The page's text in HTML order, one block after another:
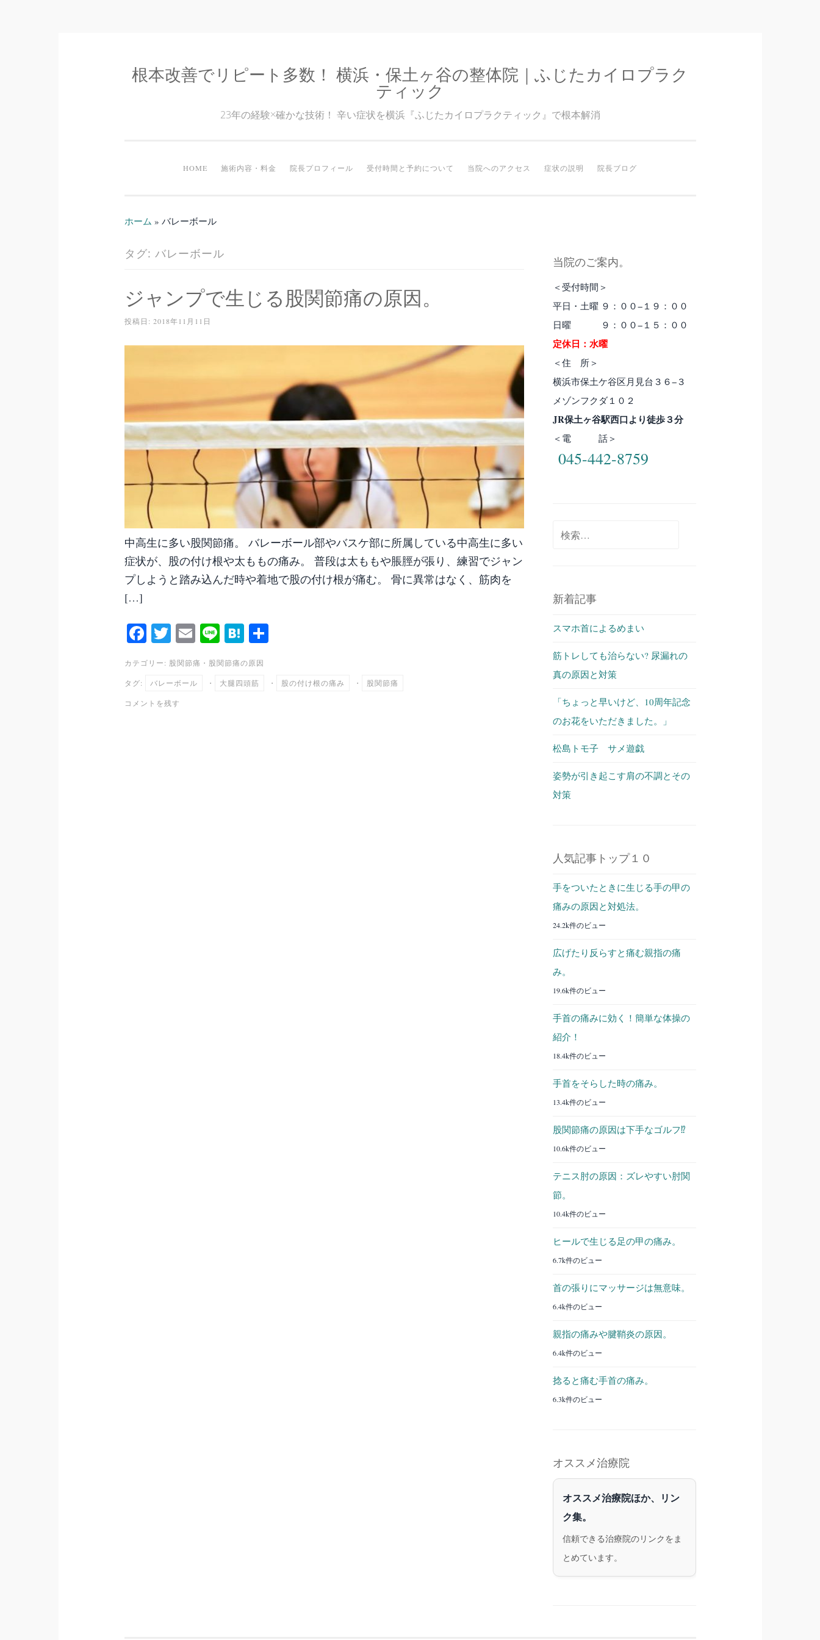
コ
プ
根本改善でリピート多数！ 横浜・保土ヶ谷の整体院｜ふじたカイロプラク
ティック
23年の経験×確かな技術！ 辛い症状を横浜『ふじたカイロプラクティック』で根本解消
HOME 施術内容・料金 院長プロフィール 受付時間と予約について 当院へのアクセス 症状の説明 院長ブログ
ホーム » バレーボール
タグ: バレーボール
ジャンプで生じる股関節痛の原因。
投稿日: 2018年11月11日
中高生に多い股関節痛。 バレーボール部やバスケ部に所属している中高生に多い
症状が、股の付け根や太ももの痛み。 普段は太ももや脹脛が張り、練習でジャン
プしようと踏み込んだ時や着地で股の付け根が痛む。 骨に異常はなく、筋肉を
[…]
Fa
ce
bo
ok
T
wi
tte
r
E
m
ail
Li
ne
H
at
en
a
共
カテゴリー: 股関節痛 ・ 股関節痛の原因
タグ: バレーボール ・ 大腿四頭筋 ・ 股の付け根の痛み ・ 股関節痛
コメントを残す
当院のご案内。
＜受付時間＞
平日・土曜 ９：００−１９：００
日曜 ９：００−１５：００
定休日：水曜
＜住 所＞
横浜市保土ケ谷区月見台３６−３
メゾンフクダ１０２
JR保土ヶ谷駅西口より徒歩３分
＜電 話＞
045-442-8759
新着記事
スマホ首によるめまい
筋トレしても治らない? 尿漏れの
真の原因と対策
「ちょっと早いけど、10周年記念
のお花をいただきました。」
松島トモ子 サメ遊戯
姿勢が引き起こす肩の不調とその
対策
人気記事トップ１０
手をついたときに生じる手の甲の
痛みの原因と対処法。
24.2k件のビュー
広げたり反らすと痛む親指の痛
み。
19.6k件のビュー
手首の痛みに効く！簡単な体操の
紹介！
18.4k件のビュー
手首をそらした時の痛み。
13.4k件のビュー
股関節痛の原因は下手なゴルフ⁉︎
10.6k件のビュー
テニス肘の原因：ズレやすい肘関
節。
10.4k件のビュー
ヒールで生じる足の甲の痛み。
6.7k件のビュー
首の張りにマッサージは無意味。
6.4k件のビュー
親指の痛みや腱鞘炎の原因。
6.4k件のビュー
捻ると痛む手首の痛み。
6.3k件のビュー
オススメ治療院
オススメ治療院ほか、リン
ク集。
信頼できる治療院のリンクをま
とめています。